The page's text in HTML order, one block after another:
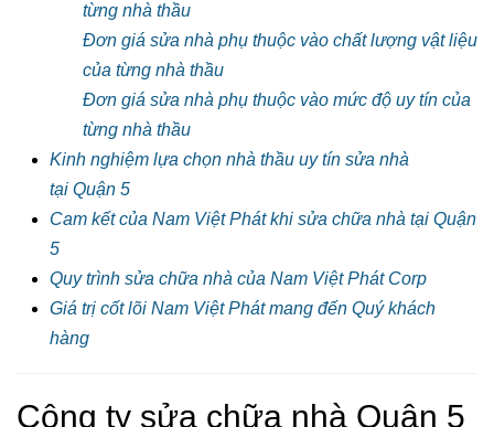
từng nhà thầu
Đơn giá sửa nhà phụ thuộc vào chất lượng vật liệu
của từng nhà thầu
Đơn giá sửa nhà phụ thuộc vào mức độ uy tín của
từng nhà thầu
Kinh nghiệm lựa chọn nhà thầu uy tín sửa nhà
tại Quận 5
Cam kết của Nam Việt Phát khi sửa chữa nhà tại Quận
5
Quy trình sửa chữa nhà của Nam Việt Phát Corp
Giá trị cốt lõi Nam Việt Phát mang đến Quý khách
hàng
Công ty sửa chữa nhà Quận 5